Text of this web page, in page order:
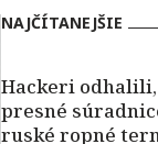
NAJČÍTANEJŠIE